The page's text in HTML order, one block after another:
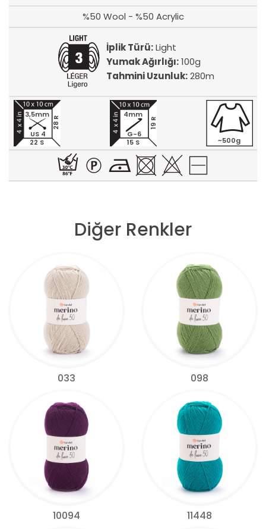
%50 Wool - %50 Acrylic
İplik Türü:Light
Yumak Ağırlığı:100g
Tahmini Uzunluk:280m
22 S
28 R
3,5mm
US 4
15 S
19 R
4mm
G-6
~500g
Diğer Renkler
033 098
10094 11448